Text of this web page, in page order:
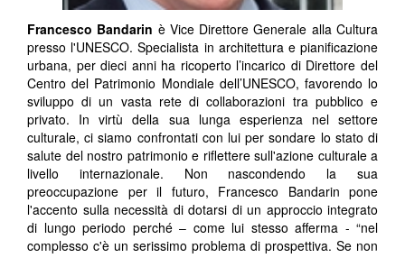
Francesco Bandarin è Vice Direttore Generale alla Cultura
presso l'UNESCO. Specialista in architettura e pianificazione
urbana, per dieci anni ha ricoperto l’incarico di Direttore del
Centro del Patrimonio Mondiale dell’UNESCO, favorendo lo
sviluppo di un vasta rete di collaborazioni tra pubblico e
privato. In virtù della sua lunga esperienza nel settore
culturale, ci siamo confrontati con lui per sondare lo stato di
salute del nostro patrimonio e riflettere sull'azione culturale a
livello internazionale. Non nascondendo la sua
preoccupazione per il futuro, Francesco Bandarin pone
l'accento sulla necessità di dotarsi di un approccio integrato
di lungo periodo perché – come lui stesso afferma - “nel
complesso c'è un serissimo problema di prospettiva. Se non